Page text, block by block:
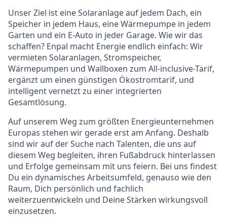
Unser Ziel ist eine Solaranlage auf jedem Dach, ein
Speicher in jedem Haus, eine Wärmepumpe in jedem
Garten und ein E-Auto in jeder Garage. Wie wir das
schaffen? Enpal macht Energie endlich einfach: Wir
vermieten Solaranlagen, Stromspeicher,
Wärmepumpen und Wallboxen zum All-inclusive-Tarif,
ergänzt um einen günstigen Ökostromtarif, und
intelligent vernetzt zu einer integrierten
Gesamtlösung.
Auf unserem Weg zum größten Energieunternehmen
Europas stehen wir gerade erst am Anfang. Deshalb
sind wir auf der Suche nach Talenten, die uns auf
diesem Weg begleiten, ihren Fußabdruck hinterlassen
und Erfolge gemeinsam mit uns feiern. Bei uns findest
Du ein dynamisches Arbeitsumfeld, genauso wie den
Raum, Dich persönlich und fachlich
weiterzuentwickeln und Deine Stärken wirkungsvoll
einzusetzen.